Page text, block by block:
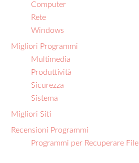
Computer
Rete
Windows
Migliori Programmi
Multimedia
Produttività
Sicurezza
Sistema
Migliori Siti
Recensioni Programmi
Programmi per Recuperare File